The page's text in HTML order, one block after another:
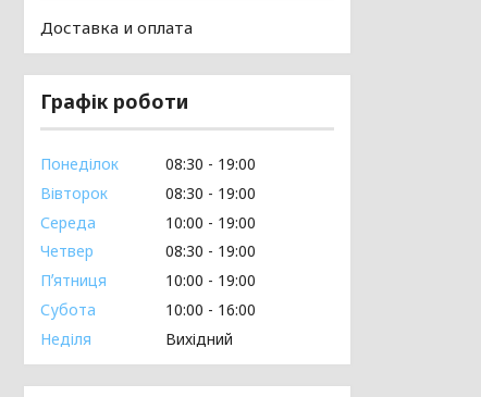
Доставка и оплата
Графік роботи
Понеділок 08:30
19:00
Вівторок
08:30
19:00
Середа
10:00
19:00
Четвер
08:30
19:00
Пʼятниця
10:00
19:00
Субота
10:00
16:00
Неділя
Вихідний